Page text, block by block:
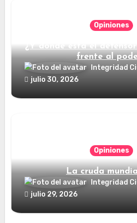
Opiniones
¿Y dónde está el
frente al
Integridad
julio 30, 2026
Opiniones
La cruda
Integridad
julio 29, 2026